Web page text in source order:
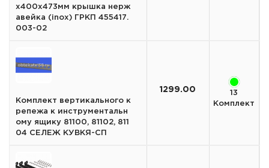
х400х473мм крышка нерж
авейка (inox) ГРКП 455417.
003-02
Комплект вертикального к
репежа к инструментальн
ому ящику 81100, 81102, 811
04 СЕЛЕЖ КУВКЯ-СП
1299.00
13
Комплект